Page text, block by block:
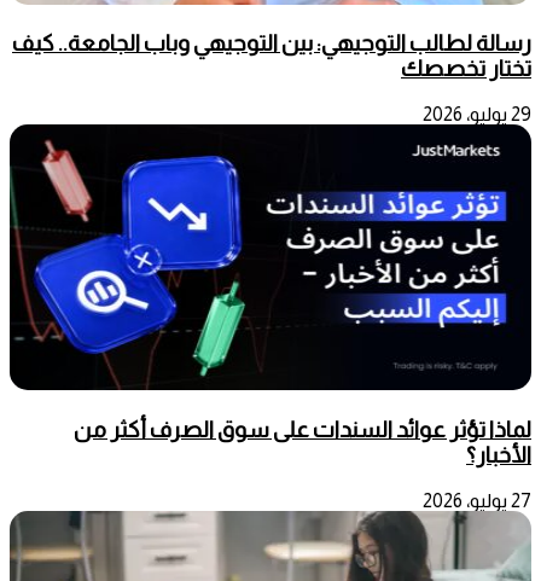
رسالة لطالب التوجيهي: بين التوجيهي وباب الجامعة.. كيف
تختار تخصصك
29 يوليو، 2026
لماذا تؤثر عوائد السندات على سوق الصرف أكثر من
الأخبار؟
27 يوليو، 2026